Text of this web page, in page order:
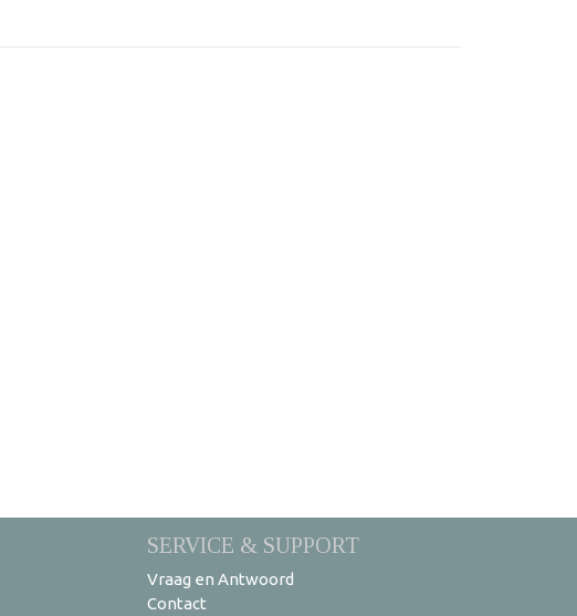
SERVICE & SUPPORT
Vraag en Antwoord
Contact